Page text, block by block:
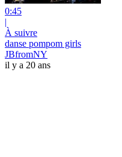
0:45
|
À suivre
danse pompom girls
JBfromNY
il y a 20 ans